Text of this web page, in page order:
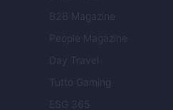
B2B Magazine
People Magazine
Day Travel
Tutto Gaming
ESG 365